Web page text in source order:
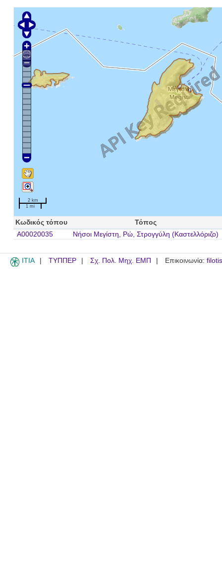
Μεγίστη
2 km
1 mi
Κωδικός τόπου
Τόπος
A00020035
Νήσοι Μεγίστη, Ρώ, Στρογγύλη (Καστελλόριζο)
ITIA ΤΥΠΠΕΡ Σχ. Πολ. Μηχ. ΕΜΠ Επικοινωνία: